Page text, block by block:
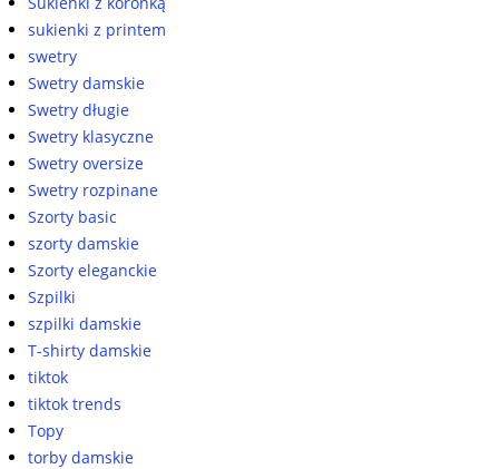
sukienki z printem
swetry
Swetry damskie
Swetry długie
Swetry klasyczne
Swetry oversize
Swetry rozpinane
Szorty basic
szorty damskie
Szorty eleganckie
Szpilki
szpilki damskie
T-shirty damskie
tiktok
tiktok trends
Topy
torby damskie